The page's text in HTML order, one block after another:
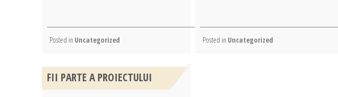
Posted in Uncategorized Posted in Uncategorized
FII PARTE A PROIECTULUI